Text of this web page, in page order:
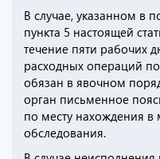
В случае, указанном в
пункта 5 настоящей
течение пяти рабочих
расходных операций
обязан в явочном
орган письменное
по месту нахождения в
обследования.